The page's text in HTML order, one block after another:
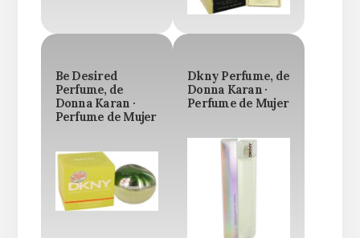
Be Desired
Perfume, de
Donna Karan ·
Perfume de Mujer
Dkny Perfume, de
Donna Karan ·
Perfume de Mujer